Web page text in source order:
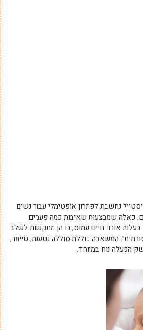
נחשבת לפתרון אופטימלי עבור נשים
כאלה שמבצעות שאיבות כמה פעמים
בעלות אורח חיים עמוס, בו הן מתקשות לשלב
המשאבה כוללת סוללה נטענת, טיימר,
הפעלה נוח במיוחד.